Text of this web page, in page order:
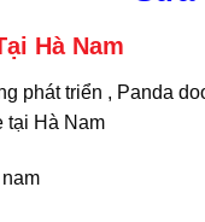
Hà Nam
phát triển , Panda
tại Hà Nam